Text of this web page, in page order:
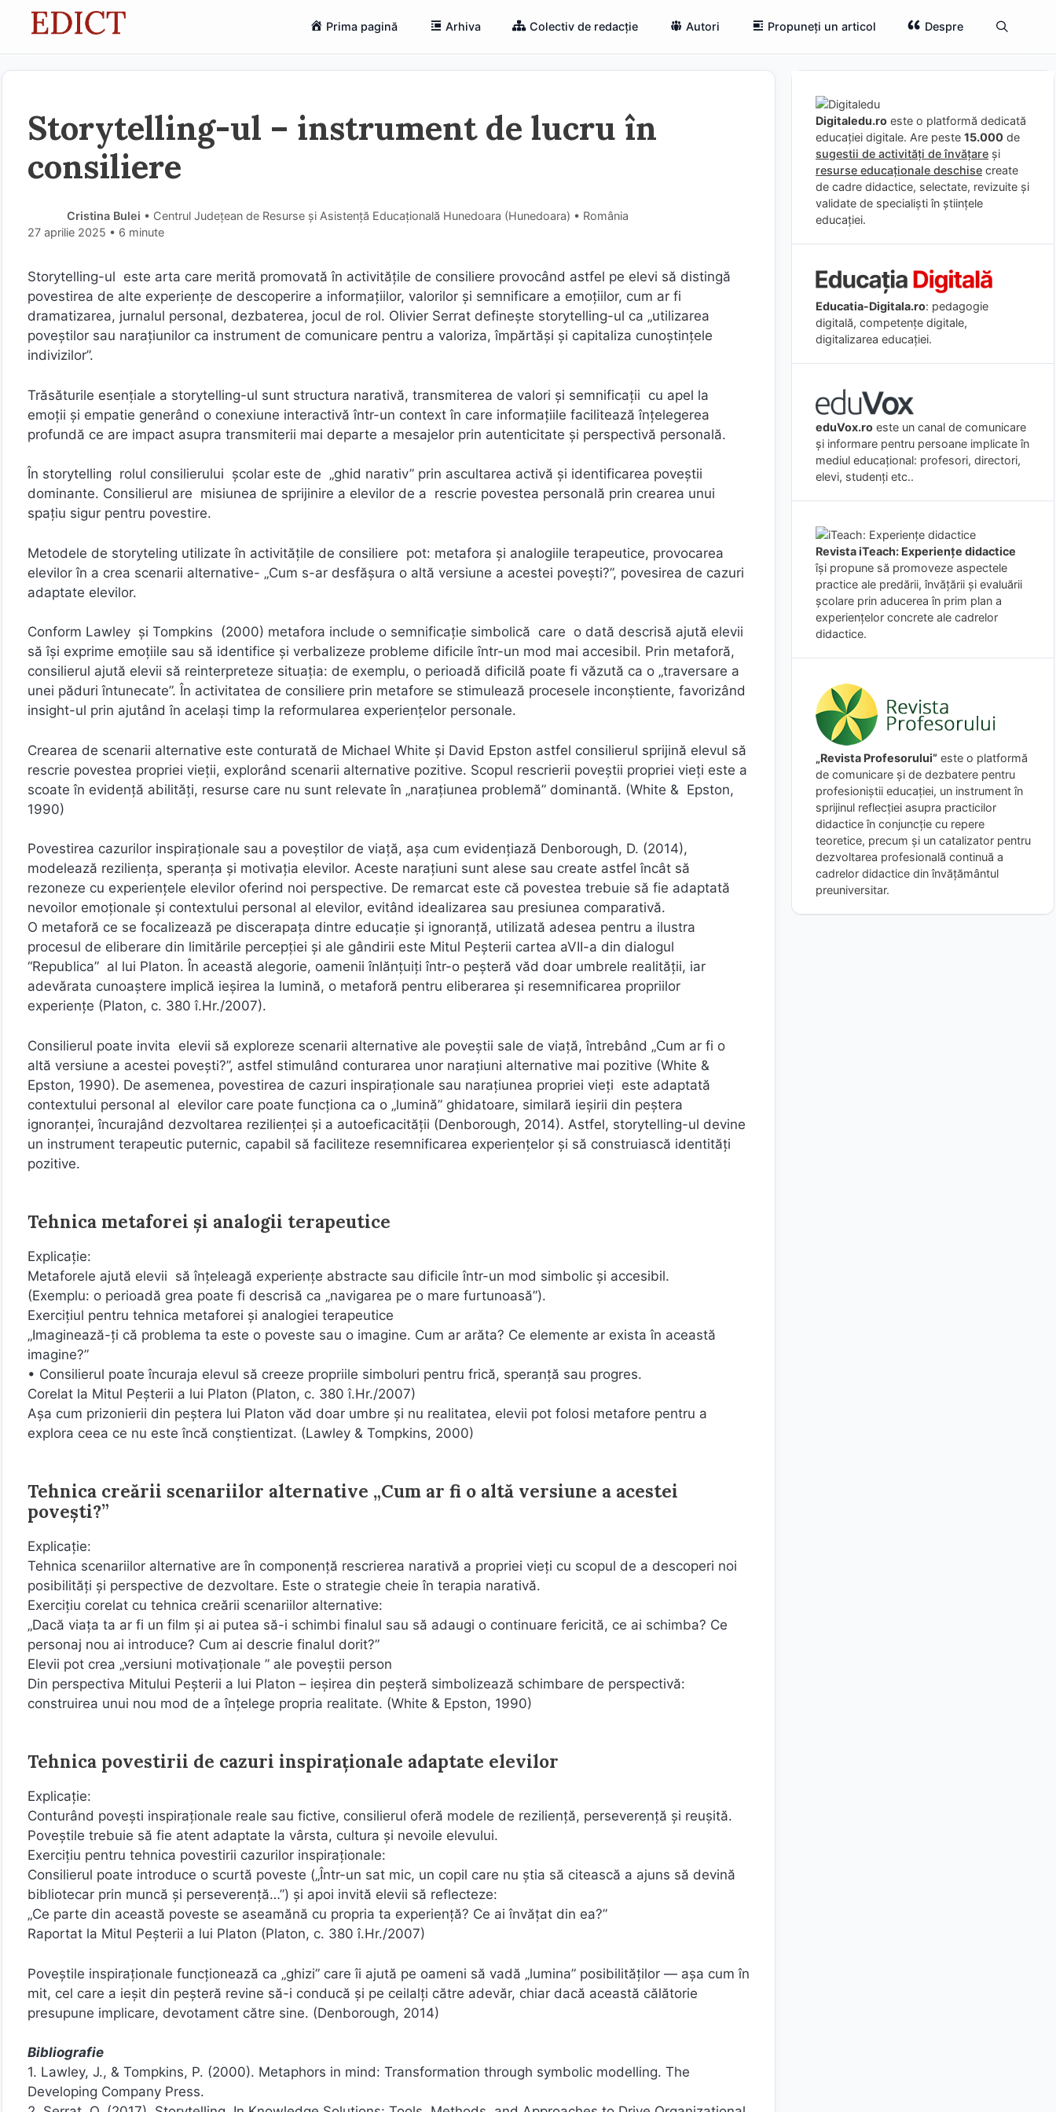
Prima pagină Arhiva Colectiv de redacție Autori Propuneți un articol Despre
Storytelling-ul – instrument de lucru în
consiliere
Cristina Bulei • Centrul Județean de Resurse și Asistență Educațională Hunedoara (Hunedoara) • România
27 aprilie 2025 • 6 minute
Storytelling-ul este arta care merită promovată în activitățile de consiliere provocând astfel pe elevi să distingă
povestirea de alte experiențe de descoperire a informațiilor, valorilor și semnificare a emoțiilor, cum ar fi
dramatizarea, jurnalul personal, dezbaterea, jocul de rol. Olivier Serrat definește storytelling-ul ca „utilizarea
poveștilor sau narațiunilor ca instrument de comunicare pentru a valoriza, împărtăși și capitaliza cunoștințele
indivizilor”.
Trăsăturile esențiale a storytelling-ul sunt structura narativă, transmiterea de valori și semnificații cu apel la
emoții și empatie generând o conexiune interactivă într-un context în care informațiile facilitează înțelegerea
profundă ce are impact asupra transmiterii mai departe a mesajelor prin autenticitate și perspectivă personală.
În storytelling rolul consilierului școlar este de „ghid narativ” prin ascultarea activă și identificarea poveștii
dominante. Consilierul are misiunea de sprijinire a elevilor de a rescrie povestea personală prin crearea unui
spațiu sigur pentru povestire.
Metodele de storyteling utilizate în activitățile de consiliere pot: metafora și analogiile terapeutice, provocarea
elevilor în a crea scenarii alternative- „Cum s-ar desfășura o altă versiune a acestei povești?”, povesirea de cazuri
adaptate elevilor.
Conform Lawley și Tompkins (2000) metafora include o semnificație simbolică care o dată descrisă ajută elevii
să își exprime emoțiile sau să identifice și verbalizeze probleme dificile într-un mod mai accesibil. Prin metaforă,
consilierul ajută elevii să reinterpreteze situația: de exemplu, o perioadă dificilă poate fi văzută ca o „traversare a
unei păduri întunecate”. În activitatea de consiliere prin metafore se stimulează procesele inconștiente, favorizând
insight-ul prin ajutând în același timp la reformularea experiențelor personale.
Crearea de scenarii alternative este conturată de Michael White și David Epston astfel consilierul sprijină elevul să
rescrie povestea propriei vieții, explorând scenarii alternative pozitive. Scopul rescrierii poveștii propriei vieți este a
scoate în evidență abilități, resurse care nu sunt relevate în „narațiunea problemă” dominantă. (White & Epston,
1990)
Povestirea cazurilor inspiraționale sau a poveștilor de viață, așa cum evidențiază Denborough, D. (2014),
modelează reziliența, speranța și motivația elevilor. Aceste narațiuni sunt alese sau create astfel încât să
rezoneze cu experiențele elevilor oferind noi perspective. De remarcat este că povestea trebuie să fie adaptată
nevoilor emoționale și contextului personal al elevilor, evitând idealizarea sau presiunea comparativă.
O metaforă ce se focalizează pe discerapața dintre educație și ignoranță, utilizată adesea pentru a ilustra
procesul de eliberare din limitările percepției și ale gândirii este Mitul Peșterii cartea aVII-a din dialogul
“Republica” al lui Platon. În această alegorie, oamenii înlănțuiți într-o peșteră văd doar umbrele realității, iar
adevărata cunoaștere implică ieșirea la lumină, o metaforă pentru eliberarea și resemnificarea propriilor
experiențe (Platon, c. 380 î.Hr./2007).
Consilierul poate invita elevii să exploreze scenarii alternative ale poveștii sale de viață, întrebând „Cum ar fi o
altă versiune a acestei povești?”, astfel stimulând conturarea unor narațiuni alternative mai pozitive (White &
Epston, 1990). De asemenea, povestirea de cazuri inspiraționale sau narațiunea propriei vieți este adaptată
contextului personal al elevilor care poate funcționa ca o „lumină” ghidatoare, similară ieșirii din peștera
ignoranței, încurajând dezvoltarea rezilienței și a autoeficacității (Denborough, 2014). Astfel, storytelling-ul devine
un instrument terapeutic puternic, capabil să faciliteze resemnificarea experiențelor și să construiască identități
pozitive.
Tehnica metaforei și analogii terapeutice
Explicație:
Metaforele ajută elevii să înțeleagă experiențe abstracte sau dificile într-un mod simbolic și accesibil.
(Exemplu: o perioadă grea poate fi descrisă ca „navigarea pe o mare furtunoasă”).
Exercițiul pentru tehnica metaforei și analogiei terapeutice
„Imaginează-ți că problema ta este o poveste sau o imagine. Cum ar arăta? Ce elemente ar exista în această
imagine?”
• Consilierul poate încuraja elevul să creeze propriile simboluri pentru frică, speranță sau progres.
Corelat la Mitul Peșterii a lui Platon (Platon, c. 380 î.Hr./2007)
Așa cum prizonierii din peștera lui Platon văd doar umbre și nu realitatea, elevii pot folosi metafore pentru a
explora ceea ce nu este încă conștientizat. (Lawley & Tompkins, 2000)
Tehnica creării scenariilor alternative „Cum ar fi o altă versiune a acestei
povești?”
Explicație:
Tehnica scenariilor alternative are în componență rescrierea narativă a propriei vieți cu scopul de a descoperi noi
posibilități și perspective de dezvoltare. Este o strategie cheie în terapia narativă.
Exercițiu corelat cu tehnica creării scenariilor alternative:
„Dacă viața ta ar fi un film și ai putea să-i schimbi finalul sau să adaugi o continuare fericită, ce ai schimba? Ce
personaj nou ai introduce? Cum ai descrie finalul dorit?”
Elevii pot crea „versiuni motivaționale ” ale poveștii person
Din perspectiva Mitului Peșterii a lui Platon – ieșirea din peșteră simbolizează schimbare de perspectivă:
construirea unui nou mod de a înțelege propria realitate. (White & Epston, 1990)
Tehnica povestirii de cazuri inspiraționale adaptate elevilor
Explicație:
Conturând povești inspiraționale reale sau fictive, consilierul oferă modele de reziliență, perseverență și reușită.
Poveștile trebuie să fie atent adaptate la vârsta, cultura și nevoile elevului.
Exercițiu pentru tehnica povestirii cazurilor inspiraționale:
Consilierul poate introduce o scurtă poveste („Într-un sat mic, un copil care nu știa să citească a ajuns să devină
bibliotecar prin muncă și perseverență…”) și apoi invită elevii să reflecteze:
„Ce parte din această poveste se aseamănă cu propria ta experiență? Ce ai învățat din ea?”
Raportat la Mitul Peșterii a lui Platon (Platon, c. 380 î.Hr./2007)
Poveștile inspiraționale funcționează ca „ghizi” care îi ajută pe oameni să vadă „lumina” posibilităților — așa cum în
mit, cel care a ieșit din peșteră revine să-i conducă și pe ceilalți către adevăr, chiar dacă această călătorie
presupune implicare, devotament către sine. (Denborough, 2014)
Bibliografie
1. Lawley, J., & Tompkins, P. (2000). Metaphors in mind: Transformation through symbolic modelling. The
Developing Company Press.
Digitaledu.ro este o platformă dedicată
educației digitale. Are peste 15.000 de
sugestii de activități de învățare și
resurse educaționale deschise create
de cadre didactice, selectate, revizuite și
validate de specialiști în științele
educației.
Educatia-Digitala.ro: pedagogie
digitală, competențe digitale,
digitalizarea educației.
eduVox.ro este un canal de comunicare
și informare pentru persoane implicate în
mediul educațional: profesori, directori,
elevi, studenți etc..
Revista iTeach: Experienţe didactice
îşi propune să promoveze aspectele
practice ale predării, învăţării şi evaluării
şcolare prin aducerea în prim plan a
experienţelor concrete ale cadrelor
didactice.
„Revista Profesorului” este o platformă
de comunicare și de dezbatere pentru
profesioniștii educației, un instrument în
sprijinul reflecției asupra practicilor
didactice în conjuncție cu repere
teoretice, precum și un catalizator pentru
dezvoltarea profesională continuă a
cadrelor didactice din învățământul
preuniversitar.